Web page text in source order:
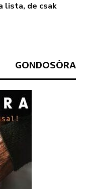
lista, de csak
GONDOSÓRA